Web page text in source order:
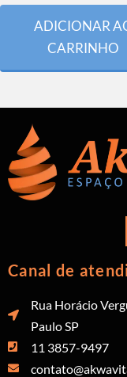
ADICIONAR
CARRINHO
Canal de
Rua Horácio
Paulo SP
11 3857-9497